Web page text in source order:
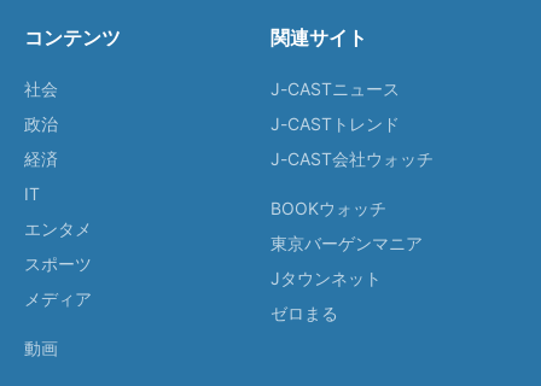
コンテンツ
社会
政治
経済
IT
エンタメ
スポーツ
メディア
動画
関連サイト
J-CASTニュース
J-CASTトレンド
J-CAST会社ウォッチ
BOOKウォッチ
東京バーゲンマニア
Jタウンネット
ゼロまる